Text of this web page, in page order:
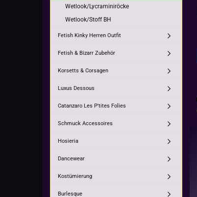
Wetlook/Lycraminiröcke
Wetlook/Stoff BH
Fetish Kinky Herren Outfit
Fetish & Bizarr Zubehör
Korsetts & Corsagen
Luxus Dessous
Catanzaro Les P'tites Folies
Schmuck Accessoires
Hosieria
Dancewear
Kostümierung
Burlesque